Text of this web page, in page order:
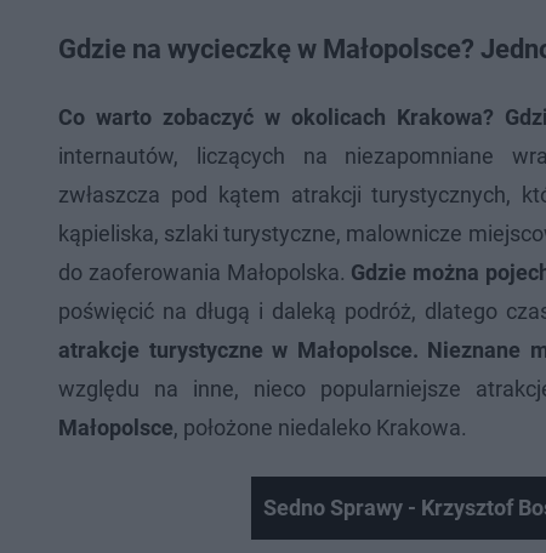
Gdzie na wycieczkę w Małopolsce?
Co warto zobaczyć w okolicach Krakowa?
internautów, liczących na niezapomniane
zwłaszcza pod kątem atrakcji turystycznych,
kąpieliska, szlaki turystyczne, malownicze
do zaoferowania Małopolska. Gdzie można
poświęcić na długą i daleką podróż, dlatego
atrakcje turystyczne w Małopolsce. Nieznane
względu na inne, nieco popularniejsze
Małopolsce, położone niedaleko Krakowa.
Sedno Sprawy - Krzysztof